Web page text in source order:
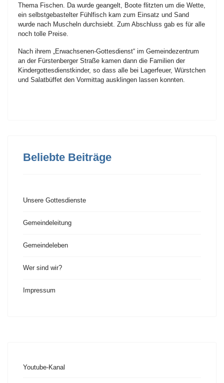
Thema Fischen. Da wurde geangelt, Boote flitzten um die Wette,
ein selbstgebastelter Fühlfisch kam zum Einsatz und Sand
wurde nach Muscheln durchsiebt. Zum Abschluss gab es für alle
noch tolle Preise.
Nach ihrem „Erwachsenen-Gottesdienst“ im Gemeindezentrum
an der Fürstenberger Straße kamen dann die Familien der
Kindergottesdienstkinder, so dass alle bei Lagerfeuer, Würstchen
und Salatbüffet den Vormittag ausklingen lassen konnten.
Beliebte Beiträge
Unsere Gottesdienste
Gemeindeleitung
Gemeindeleben
Wer sind wir?
Impressum
Youtube-Kanal